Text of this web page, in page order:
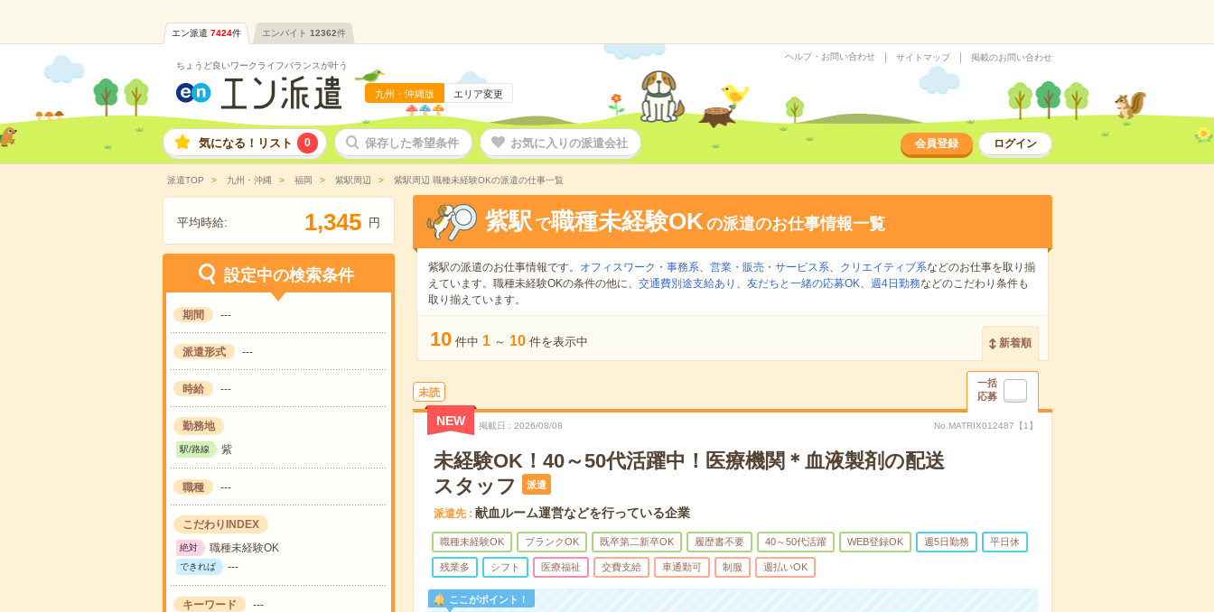
エン派遣 7424件 エンバイト 12362件
ちょうど良いワークライフバランスが叶う
九州・沖縄版 エリア変更
ヘルプ・お問い合わせ サイトマップ 掲載のお問い合わせ
気になる！リスト 0 保存した希望条件 お気に入りの派遣会社 会員登録 ログイン
派遣TOP 九州・沖縄 福岡 紫駅周辺 紫駅周辺 職種未経験OKの派遣の仕事一覧
平均時給: 1,345 円
設定中の検索条件
期間 ---
派遣形式 ---
時給 ---
勤務地
駅/路線 紫
職種 ---
こだわりINDEX
絶対 職種未経験OK
できれば ---
キーワード ---
紫駅 で職種未経験OKの派遣のお仕事情報一覧
紫駅の派遣のお仕事情報です。 オフィスワーク・事務系、 営業・販売・サービス系、 クリエイティブ系などのお仕事を取り揃
えています。職種未経験OKの条件の他に、 交通費別途支給あり 、 友だちと一緒の応募OK、 週4日勤務などのこだわり条件も
取り揃えています。
10 件中 1 ～ 10 件を表示中 新着順
未読
一括
応募
NEW 掲載日 2026/08/08 No.MATRIX012487【1】
未経験OK！40～50代活躍中！医療機関＊血液製剤の配送
スタッフ
派遣
派遣先 献血ルーム運営などを行っている企業
職種未経験OK ブランクOK 既卒第二新卒OK 履歴書不要 40～50代活躍 WEB登録OK 週5日勤務 平日休
残業多 シフト 医療福祉 交費支給 車通勤可 制服 週払いOK
ここがポイント！